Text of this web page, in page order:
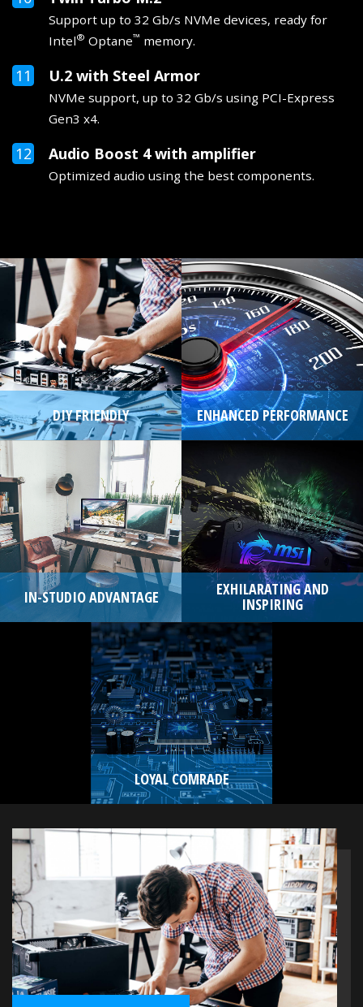
Support up to 32 Gb/s NVMe devices, ready for
Intel® Optane™ memory.
U.2 with Steel Armor
NVMe support, up to 32 Gb/s using PCI-Express
Gen3 x4.
Audio Boost 4 with amplifier
Optimized audio using the best components.
DIY FRIENDLY ENHANCED PERFORMANCE
IN-STUDIO ADVANTAGE EXHILARATING AND
INSPIRING
LOYAL COMRADE